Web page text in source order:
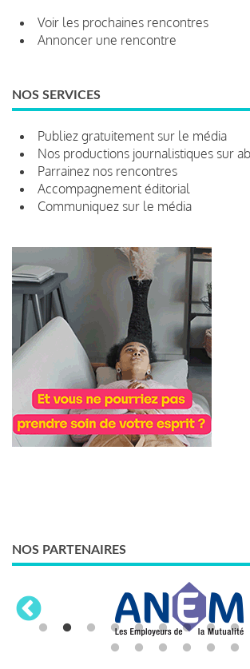
Voir les prochaines rencontres
Annoncer une rencontre
NOS SERVICES
Publiez gratuitement sur le média
Nos productions journalistiques sur
Parrainez nos rencontres
Accompagnement éditorial
Communiquez sur le média
NOS PARTENAIRES